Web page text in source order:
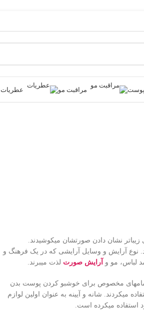
پوست مراقبت مو عطریات
نشان دادن صورتشان میکوشیدند.
نوع آرایش و وسایل آرایشی که در یک فرهنگ و
لباس، مو و آرایش صورت لذت میبرند.
مخصوص برای خوشبو کردن پوست بدن
میکردند. شانه و آیینه به عنوان اولین لوازم
استفاده میکرده است.